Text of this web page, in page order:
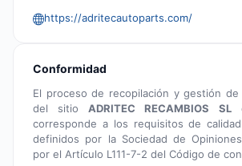
https://adritecautoparts.com/
Conformidad
El proceso de recopilación y gestión de
del sitioADRITEC RECAMBIOS SL
corresponde a los requisitos de
definidos por la Sociedad de
por el Artículo L111-7-2 del Código de